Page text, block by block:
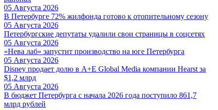
05 Августа 2026
В Петербурге 72% жилфонда готово к отопительному сезону
05 Августа 2026
Петербургские депутаты удалили свои страницы в соцсетях
05 Августа 2026
«Нева лаб» запустит производство на юге Петербурга
05 Августа 2026
Disney продает долю в A+E Global Media компании Hearst за
$1,2 млрд
05 Августа 2026
В бюджет Петербурга с начала 2026 года поступило 861,7
млрд рублей